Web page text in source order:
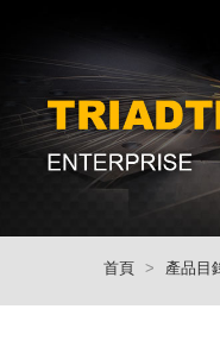
首頁 產品目
技術能力
人才招募
回首頁